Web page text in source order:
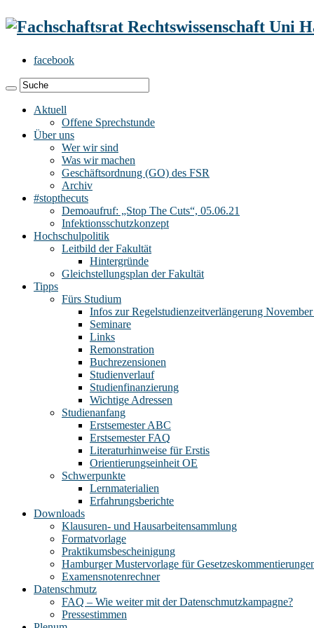
facebook
Aktuell
Offene Sprechstunde
Über uns
Wer wir sind
Was wir machen
Geschäftsordnung (GO) des FSR
Archiv
#stopthecuts
Demoaufruf: „Stop The Cuts“, 05.06.21
Infektionsschutzkonzept
Hochschulpolitik
Leitbild der Fakultät
Hintergründe
Gleichstellungsplan der Fakultät
Tipps
Fürs Studium
Infos zur Regelstudienzeitverlängerung
Seminare
Links
Remonstration
Buchrezensionen
Studienverlauf
Studienfinanzierung
Wichtige Adressen
Studienanfang
Erstsemester ABC
Erstsemester FAQ
Literaturhinweise für Erstis
Orientierungseinheit OE
Schwerpunkte
Lernmaterialien
Erfahrungsberichte
Downloads
Klausuren- und Hausarbeitensammlung
Formatvorlage
Praktikumsbescheinigung
Hamburger Mustervorlage für
Examensnotenrechner
Datenschmutz
FAQ – Wie weiter mit der Datenschmutzkampagne?
Pressestimmen